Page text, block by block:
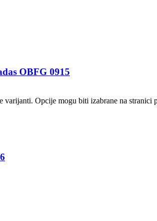
OBFG 0915
varijanti. Opcije mogu biti izabrane na stranici